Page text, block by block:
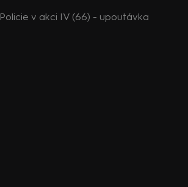
Policie v akci IV (66) - upoutávka